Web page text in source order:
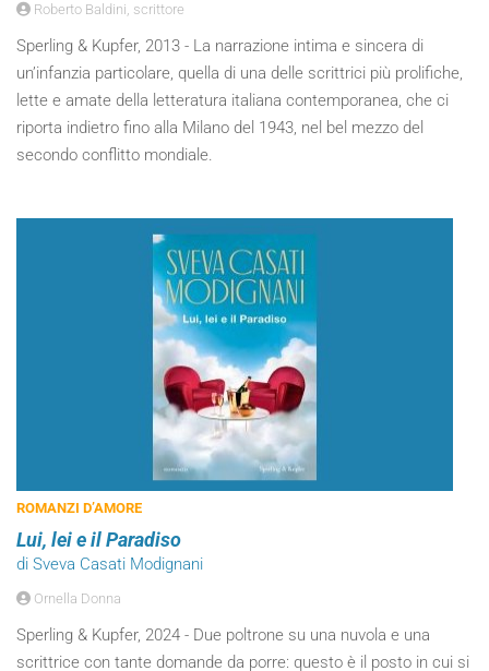
Roberto Baldini, scrittore
Sperling & Kupfer, 2013 - La narrazione intima e sincera di
un’infanzia particolare, quella di una delle scrittrici più prolifiche,
lette e amate della letteratura italiana contemporanea, che ci
riporta indietro fino alla Milano del 1943, nel bel mezzo del
secondo conflitto mondiale.
ROMANZI D’AMORE
Lui, lei e il Paradiso
di Sveva Casati Modignani
Ornella Donna
Sperling & Kupfer, 2024 - Due poltrone su una nuvola e una
scrittrice con tante domande da porre: questo è il posto in cui si